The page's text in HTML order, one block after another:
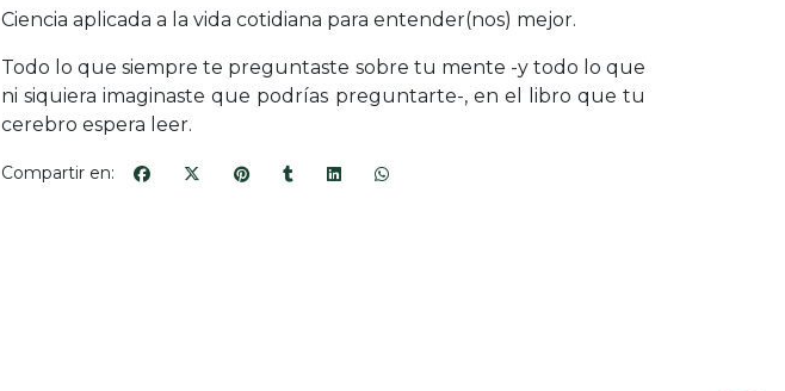
Ciencia aplicada a la vida cotidiana para entender(nos) mejor.
Todo lo que siempre te preguntaste sobre tu mente -y todo lo que
ni siquiera imaginaste que podrías preguntarte-, en el libro que tu
cerebro espera leer.
Compartir en: